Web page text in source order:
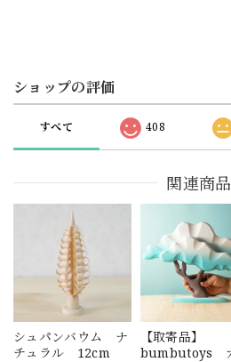
ショップの評価
すべて 408
関連商品
シュパンバウム ナ
チュラル 12cm
【取寄品】
bumbutoys